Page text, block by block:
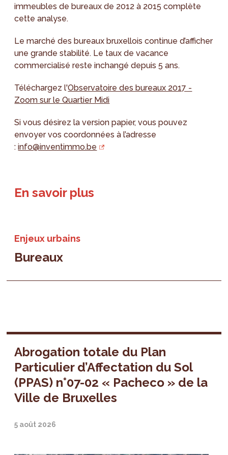
immeubles de bureaux de 2012 à 2015 complète
cette analyse.
Le marché des bureaux bruxellois continue d’afficher
une grande stabilité. Le taux de vacance
commercialisé reste inchangé depuis 5 ans.
Téléchargez l'Observatoire des bureaux 2017 -
Zoom sur le Quartier Midi
Si vous désirez la version papier, vous pouvez
envoyer vos coordonnées à l’adresse
:info@inventimmo.be
En savoir plus
Enjeux urbains
Bureaux
Abrogation totale du Plan
Particulier d’Affectation du Sol
(PPAS) n°07-02 « Pacheco » de la
Ville de Bruxelles
5 août 2026